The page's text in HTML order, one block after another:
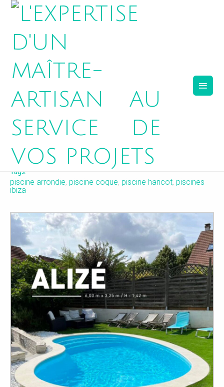
ALIZÉ
Tags:
piscine arrondie, piscine coque, piscine haricot, piscines
ibiza